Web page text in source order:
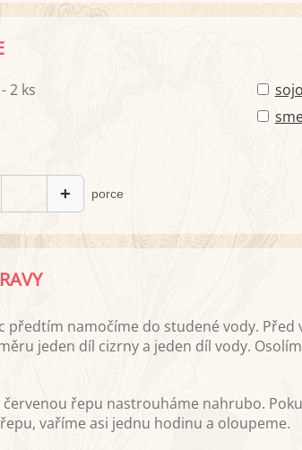
- 2 ks
+ porce
předtím namočíme do studené vody.
jeden díl cizrny a jeden díl vody.
řepu nastrouháme nahrubo.
vaříme asi jednu hodinu a oloupeme.